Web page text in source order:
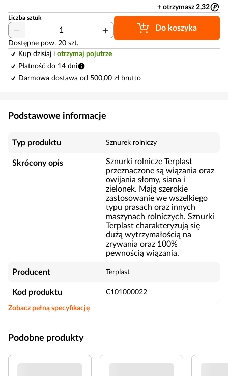
+ otrzymasz 2,32
Liczba sztuk
Dostępne pow. 20 szt.
Do koszyka
Kup dzisiaj i otrzymaj pojutrze
Płatność do 14 dni
Darmowa dostawa od 500,00 zł brutto
Podstawowe informacje
Typ produktu Sznurek rolniczy
Skrócony opis
Sznurki rolnicze Terplast
przeznaczone są wiązania oraz
owijania słomy, siana i
zielonek. Mają szerokie
zastosowanie we wszelkiego
typu prasach oraz innych
maszynach rolniczych. Sznurki
Terplast charakteryzują się
dużą wytrzymałością na
zrywania oraz 100%
pewnością wiązania.
Producent Terplast
Kod produktu C101000022
Zobacz pełną specyfikację
Podobne produkty